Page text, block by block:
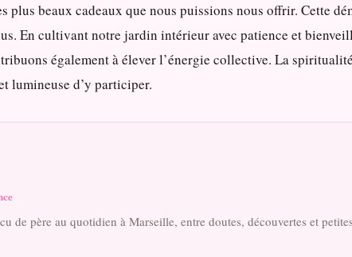
beaux cadeaux que nous puissions nous offrir. Cette
En cultivant notre jardin intérieur avec patience et
également à élever l’énergie collective. La
lumineuse d’y participer.
de père au quotidien à Marseille, entre doutes, découvertes et